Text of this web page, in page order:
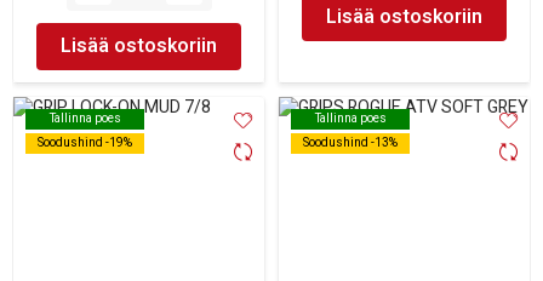
Lisää ostoskoriin
Lisää ostoskoriin
Tallinna poes
Soodushind -19%
Tallinna poes
Soodushind -19%
Tallinna poes
Soodushind -13%
Tallinna poes
Soodushind -13%